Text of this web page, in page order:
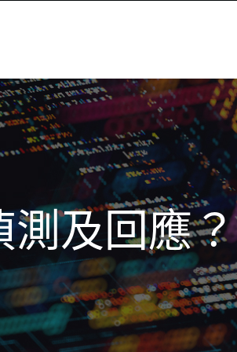
測及回應？